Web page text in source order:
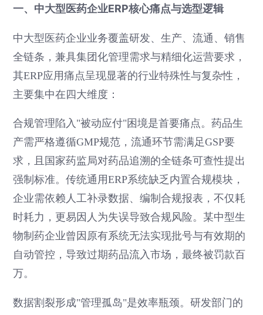
一、中大型医药企业ERP核心痛点与选型逻辑
中大型医药企业业务覆盖研发、生产、流通、销售
全链条，兼具集团化管理需求与精细化运营要求，
其ERP应用痛点呈现显著的行业特殊性与复杂性，
主要集中在四大维度：
合规管理陷入"被动应付"困境是首要痛点。药品生
产需严格遵循GMP规范，流通环节需满足GSP要
求，且国家药监局对药品追溯的全链条可查性提出
强制标准。传统通用ERP系统缺乏内置合规模块，
企业需依赖人工补录数据、编制合规报表，不仅耗
时耗力，更易因人为失误导致合规风险。某中型生
物制药企业曾因原有系统无法实现批号与有效期的
自动管控，导致过期药品流入市场，最终被罚款百
万。
数据割裂形成"管理孤岛"是效率瓶颈。研发部门的